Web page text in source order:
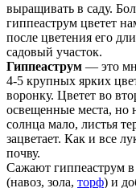
выращивать в саду.
гиппеаструм цветет
после цветения его
садовый участок.
Гиппеаструм — это
4-5 крупных ярких
воронку. Цветет во
освещенные места, но
солнца мало, листья
зацветает. Как и все
почву.
Сажают гиппеаструм
(навоз, зола, торф) и